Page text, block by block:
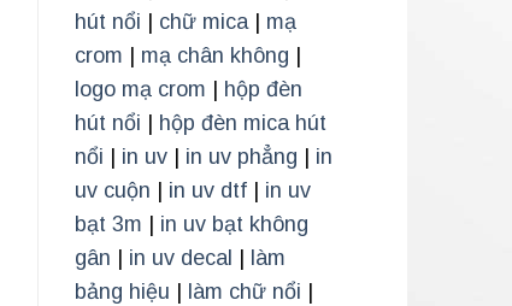
hút nổi
chữ mica| mạ
crom
mạ chân không
logo mạ crom
hộp đèn
hút nổi
hộp đèn mica hút
nổi
in uv| in uv phẳng
in
uv cuộn
in uv dtf| in uv
bạt 3m
in uv bạt không
gân
in uv decal
làm
bảng hiệu
làm chữ nổi